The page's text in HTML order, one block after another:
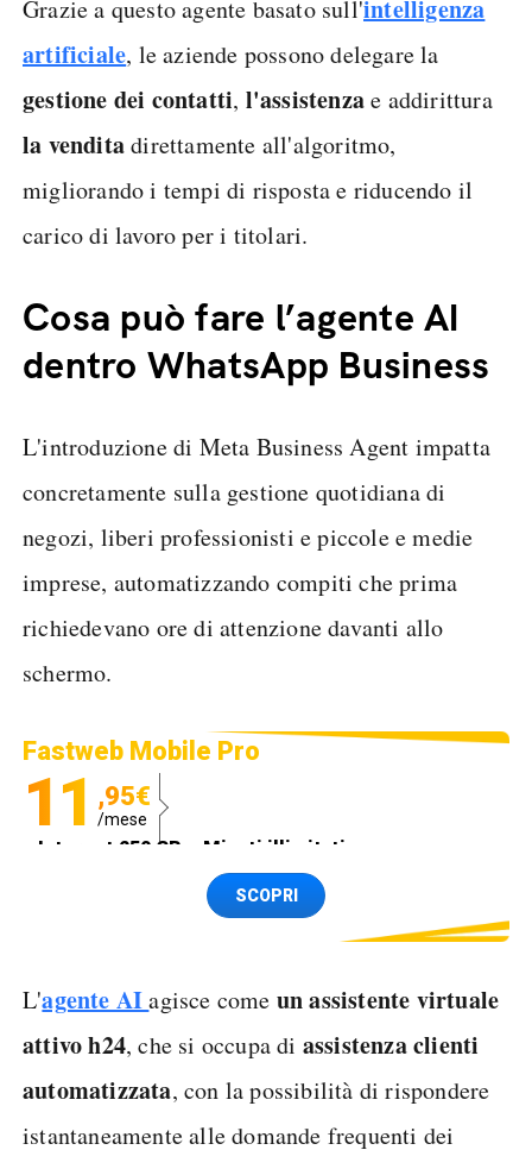
Grazie a questo agente basato sull'intelligenza
artificiale, le aziende possono delegare la
gestione dei contatti, l'assistenzae addirittura
la venditadirettamente all'algoritmo,
migliorando i tempi di risposta e riducendo il
carico di lavoro per i titolari.
Cosa può fare l’agente AI
dentro WhatsApp Business
L'introduzione di Meta Business Agent impatta
concretamente sulla gestione quotidiana di
negozi, liberi professionisti e piccole e medie
imprese, automatizzando compiti che prima
richiedevano ore di attenzione davanti allo
schermo.
Fastweb Mobile Pro
11 ,95€
/mese
Internet 250 GB e Minuti illimitati
Spedizione SIM GRATISSCOPRI
L'agente AIagisce come un assistente virtuale
attivo h24, che si occupa di assistenza clienti
automatizzata, con la possibilità di rispondere
istantaneamente alle domande frequenti dei